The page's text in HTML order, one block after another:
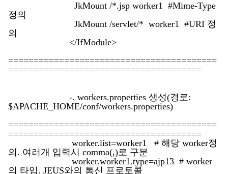
JkMount /*.jsp worker1 #Mime-Type
정의
JkMount /servlet/* worker1 #URI 정
의
</IfModule>
=========================================
======================================
-. workers.properties 생성(경로:
$APACHE_HOME/conf/workers.properties)
=========================================
======================================
worker.list=worker1 # 해당 worker정
의. 여러개 입력시 comma(,)로 구분
worker.worker1.type=ajp13 # worker
의 타입. JEUS와의 통신 프로토콜